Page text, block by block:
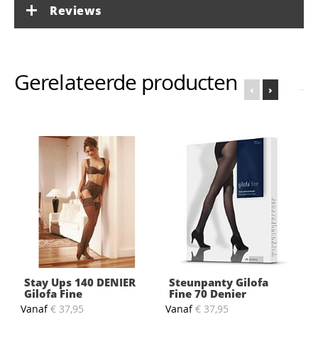
Reviews
Gerelateerde producten ‹ ›
Stay Ups 140 DENIER
Gilofa Fine
Vanaf € 37,95
Steunpanty Gilofa
Fine 70 Denier
Vanaf € 37,95